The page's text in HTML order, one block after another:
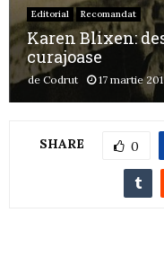
Editorial Recomandat
Karen Blixen:
curajoase
de Codrut 17 martie
SHARE 0